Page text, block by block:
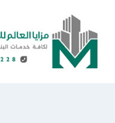
المحتوى